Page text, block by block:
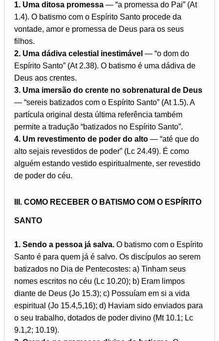
1. Uma ditosa promessa — “a promessa do Pai” (At
1.4). O batismo com o Espírito Santo procede da
vontade, amor e promessa de Deus para os seus
filhos.
2. Uma dádiva celestial inestimável — “o dom do
Espírito Santo” (At 2.38). O batismo é uma dádiva de
Deus aos crentes.
3. Uma imersão do crente no sobrenatural de Deus
— “sereis batizados com o Espírito Santo” (At 1.5). A
partícula original desta última referência também
permite a tradução “batizados no Espírito Santo”.
4. Um revestimento de poder do alto — “até que do
alto sejais revestidos de poder” (Lc 24.49). É como
alguém estando vestido espiritualmente, ser revestido
de poder do céu.
III. COMO RECEBER O BATISMO COM O ESPÍRITO
SANTO
1. Sendo a pessoa já salva. O batismo com o Espírito
Santo é para quem já é salvo. Os discípulos ao serem
batizados no Dia de Pentecostes: a) Tinham seus
nomes escritos no céu (Lc 10.20); b) Eram limpos
diante de Deus (Jo 15.3); c) Possuíam em si a vida
espiritual (Jo 15.4,5,16); d) Haviam sido enviados para
o seu trabalho, dotados de poder divino (Mt 10.1; Lc
9.1,2; 10.19).